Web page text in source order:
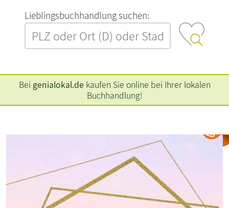
L‍i‍e‍b‍l‍i‍n‍g‍s‍b‍u‍c‍h‍h‍a‍n‍d‍l‍u‍n‍g‍ ‍s‍u‍c‍h‍e‍n‍:‍
Bei genialokal.de kaufen Sie online bei Ihrer lokalen
Buchhandlung!